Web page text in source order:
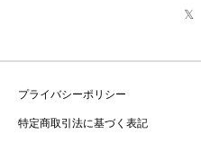
プライバシーポリシー
特定商取引法に基づく表記